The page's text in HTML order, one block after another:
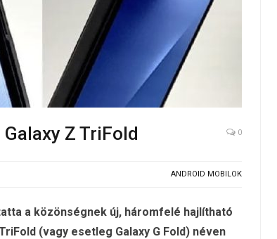
Z TriFold 0
ANDROID MOBILOK
a közönségnek új, háromfelé hajlítható
(vagy esetleg Galaxy G Fold) néven